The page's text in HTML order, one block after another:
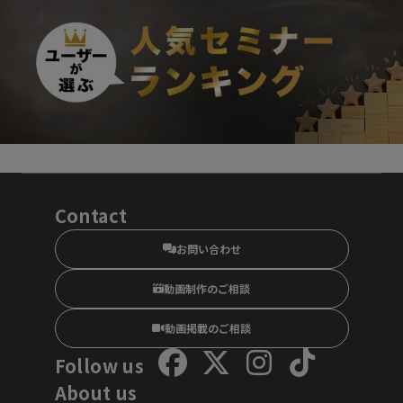
Contact
お問い合わせ
動画制作のご相談
動画掲載のご相談
Follow us
About us